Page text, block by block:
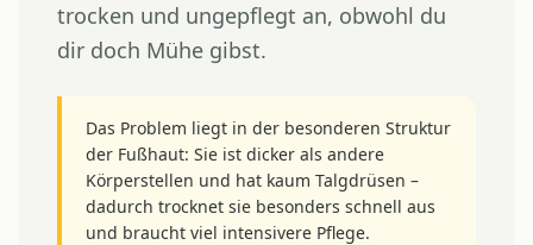
trocken und ungepflegt an, obwohl du
dir doch Mühe gibst.
Das Problem liegt in der besonderen Struktur
der Fußhaut: Sie ist dicker als andere
Körperstellen und hat kaum Talgdrüsen –
dadurch trocknet sie besonders schnell aus
und braucht viel intensivere Pflege.